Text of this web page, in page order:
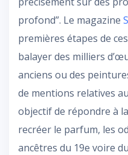
profond”. Le magazine
premières étapes de
balayer des milliers
anciens ou des
de mentions relatives
objectif de répondre à
recréer le parfum, les
ancêtres du 19e voire